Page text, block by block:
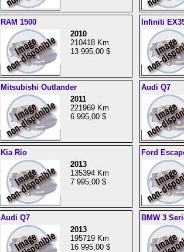
RAM 1500
2010
210418 Km
13 995,00 $
Infiniti
Mitsubishi Outlander
2011
221969 Km
6 995,00 $
Audi Q7
Kia Rio
2013
135394 Km
7 995,00 $
Ford
Audi Q7
2013
195719 Km
16 995,00 $
BMW 3